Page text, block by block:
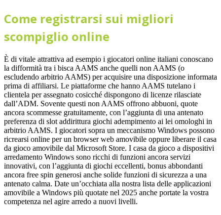
Come registrarsi sui migliori
scompiglio online
È di vitale attrattiva ad esempio i giocatori online italiani conoscano
la difformità tra i bisca AAMS anche quelli non AAMS (o
escludendo arbitrio AAMS) per acquisire una disposizione informata
prima di affiliarsi. Le piattaforme che hanno AAMS tutelano i
clientela per assegnato cosicché dispongono di licenze rilasciate
dall’ADM. Sovente questi non AAMS offrono abbuoni, quote
ancora scommesse gratuitamente, con l’aggiunta di una antenato
preferenza di slot addirittura giochi adempimento ai lei omologhi in
arbitrio AAMS. I giocatori sopra un meccanismo Windows possono
ricrearsi online per un browser web amovibile oppure liberare il casa
da gioco amovibile dal Microsoft Store. I casa da gioco a dispositivi
arredamento Windows sono ricchi di funzioni ancora servizi
innovativi, con l’aggiunta di giochi eccellenti, bonus abbondanti
ancora free spin generosi anche solide funzioni di sicurezza a una
antenato calma. Date un’occhiata alla nostra lista delle applicazioni
amovibile a Windows più quotate nel 2025 anche portate la vostra
competenza nel agire arredo a nuovi livelli.